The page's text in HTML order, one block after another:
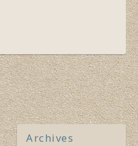
Archives